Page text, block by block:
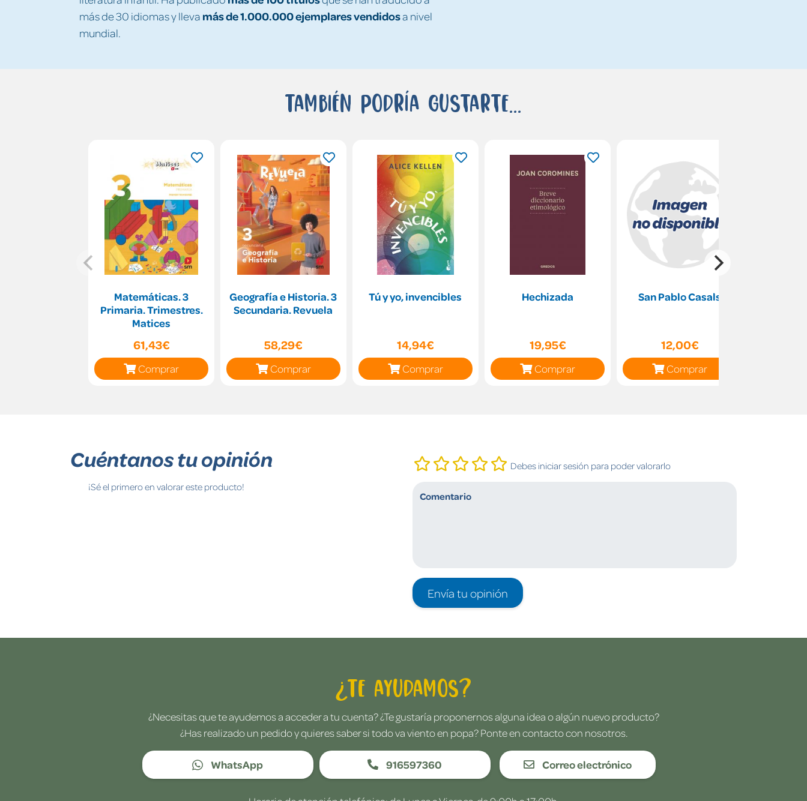
más de 30 idiomas y lleva más de 1.000.000 ejemplares vendidosa nivel
mundial.
También podría gustarte...
Matemáticas. 3
Primaria. Trimestres.
Matices
61,43€
Comprar
Geografía e Historia. 3
Secundaria. Revuela
58,29€
Comprar
Tú y yo, invencibles
14,94€
Comprar
Hechizada
19,95€
Comprar
San Pablo Casals
12,00€
Comprar
Cuéntanos tu opinión
¡Sé el primero en valorar este producto!
Debes iniciar sesión para poder valorarlo
Envía tu opinión
¿Te ayudamos?
¿Necesitas que te ayudemos a acceder a tu cuenta? ¿Te gustaría proponernos alguna idea o algún nuevo producto?
¿Has realizado un pedido y quieres saber si todo va viento en popa? Ponte en contacto con nosotros.
WhatsApp 916597360 Correo electrónico